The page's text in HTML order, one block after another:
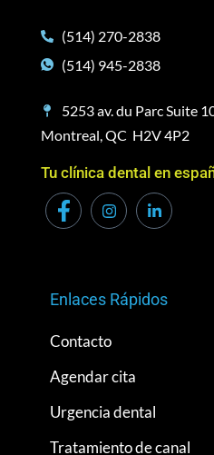
(514) 270-2838
(514) 945-2838
5253 av. du Parc Suite
Montreal, QC H2V 4P2
Tu clínica dental en
Enlaces Rápidos
Contacto
Agendar cita
Urgencia dental
Tratamiento de canal